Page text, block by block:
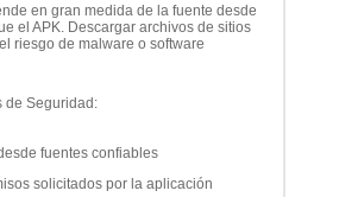
en gran medida de la fuente desde
el APK. Descargar archivos de sitios
riesgo de malware o software
de Seguridad:
fuentes confiables
solicitados por la aplicación